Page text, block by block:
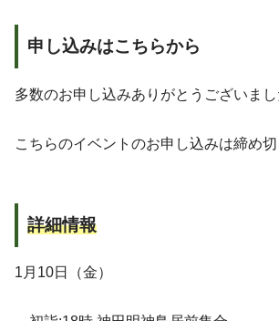
申し込みはこちらから
多数のお申し込みありがとうございまし
こちらのイベントのお申し込みは締め切
詳細情報
1月10日（金）